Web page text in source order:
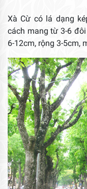
Xà Cừ có lá dạng
cách mang từ 3-6
6-12cm, rộng 3-5cm,